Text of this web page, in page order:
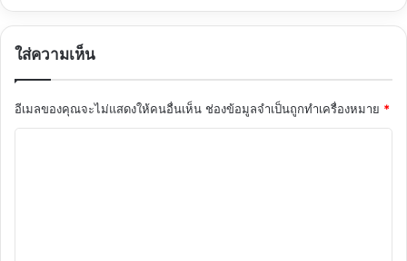
ใส่ความเห็น
อีเมลของคุณจะไม่แสดงให้คนอื่นเห็น ช่องข้อมูลจำเป็นถูกทำเครื่องหมาย *